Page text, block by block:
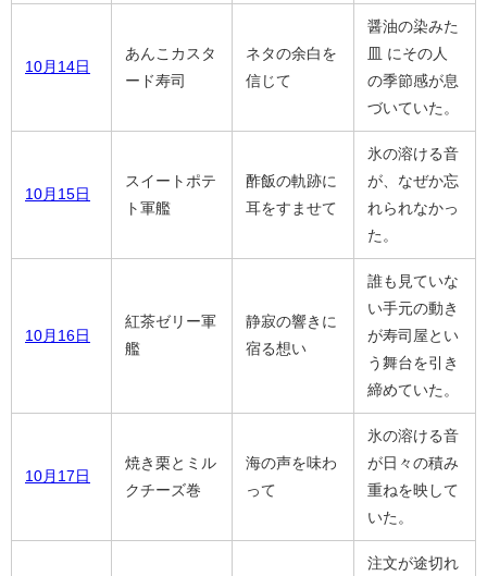
10月14日
あんこカスタ
ード寿司
ネタの余白を
信じて
醤油の染みた
皿 にその人
の季節感が息
づいていた。
10月15日
スイートポテ
ト軍艦
酢飯の軌跡に
耳をすませて
氷の溶ける音
が、なぜか忘
れられなかっ
た。
10月16日
紅茶ゼリー軍
艦
静寂の響きに
宿る想い
誰も見ていな
い手元の動き
が寿司屋とい
う舞台を引き
締めていた。
10月17日
焼き栗とミル
クチーズ巻
海の声を味わ
って
氷の溶ける音
が日々の積み
重ねを映して
いた。
注文が途切れ